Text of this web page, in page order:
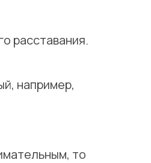
расставания.
например,
то